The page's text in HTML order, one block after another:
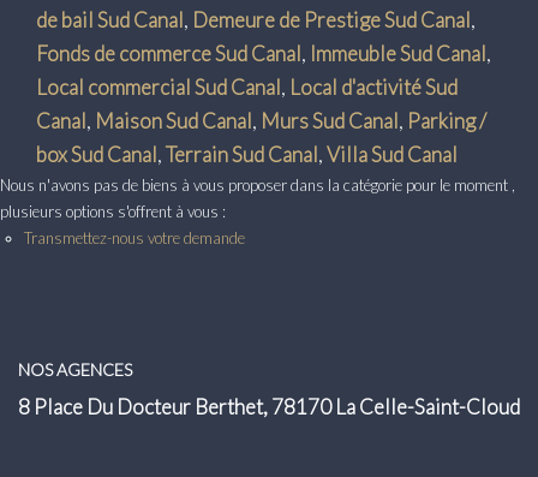
NOS SERVICES
Gestion
Syndic
Transaction
Nous Rejoindre
Créer une alerte
de bail Sud Canal, Demeure de Prestige Sud Canal,
Fonds de commerce Sud Canal, Immeuble Sud Canal,
Local commercial Sud Canal, Local d'activité Sud
Canal, Maison Sud Canal, Murs Sud Canal, Parking /
box Sud Canal,Terrain Sud Canal,Villa Sud Canal
Nous n'avons pas de biens à vous proposer dans la catégorie pour le moment ,
plusieurs options s'offrent à vous :
Transmettez-nous votre demande
NOS AGENCES
8 Place Du Docteur Berthet, 78170 La Celle-Saint-Cloud